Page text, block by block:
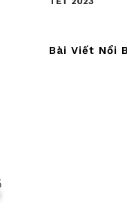
Bài Viết Nổi